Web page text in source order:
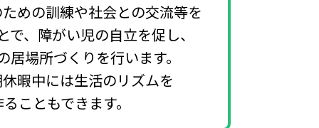
めの訓練や社会との交流等を
で、障がい児の自立を促し、
居場所づくりを行います。
暇中には生活のリズムを
こともできます。